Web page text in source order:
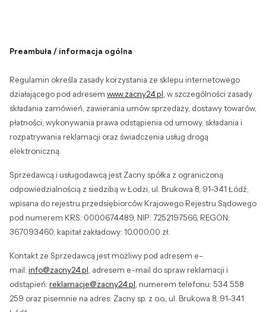
Preambuła / informacja ogólna
Regulamin określa zasady korzystania ze sklepu internetowego
działającego pod adresem www.zacny24.pl , w szczególności zasady
składania zamówień, zawierania umów sprzedaży, dostawy towarów,
płatności, wykonywania prawa odstąpienia od umowy, składania i
rozpatrywania reklamacji oraz świadczenia usług drogą
elektroniczną.
Sprzedawcą i usługodawcą jest Zacny spółka z ograniczoną
odpowiedzialnością z siedzibą w Łodzi, ul. Brukowa 8, 91-341 Łódź,
wpisana do rejestru przedsiębiorców Krajowego Rejestru Sądowego
pod numerem KRS: 0000674489, NIP: 7252197566, REGON:
367093460, kapitał zakładowy: 10.000,00 zł.
Kontakt ze Sprzedawcą jest możliwy pod adresem e-
mail: info@zacny24.pl , adresem e-mail do spraw reklamacji i
odstąpień: reklamacje@zacny24.pl , numerem telefonu: 534 558
259 oraz pisemnie na adres: Zacny sp. z o.o., ul. Brukowa 8, 91-341